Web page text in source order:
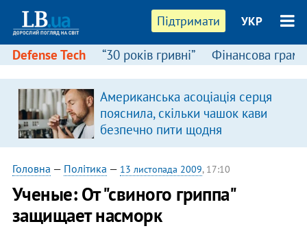
Підтримати УКР
Defense Tech “30 років гривні” Фінансова
Американська асоціація серця
пояснила, скільки чашок кави
безпечно пити щодня
Головна — Політика — 13 листопада 2009, 17:10
Ученые: От "свиного гриппа"
защищает насморк